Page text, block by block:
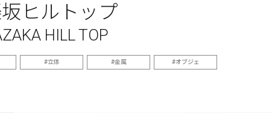
ヒルトップ
HILL TOP
立体 金属 オブジェ